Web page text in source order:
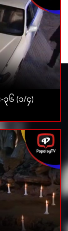
၆ (၁/၄)